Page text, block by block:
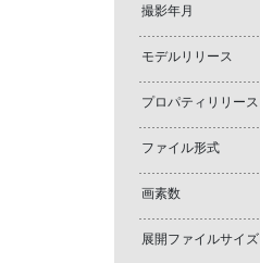
撮影年月
モデルリリース
プロパティリリース
ファイル形式
画素数
展開ファイルサイズ